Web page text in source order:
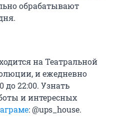
обрабатывают
на Театральной
и ежедневно
до 22:00. Узнать
и интересных
: @ups_house.